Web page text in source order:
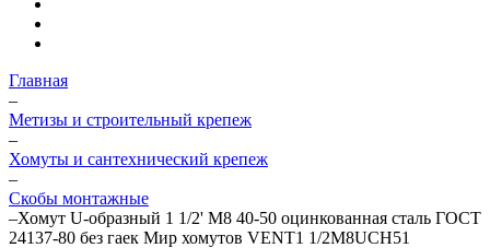
Главная
–
Метизы и строительный крепеж
–
Хомуты и сантехнический крепеж
–
Скобы монтажные
–Хомут U-образный 1 1/2' М8 40-50 оцинкованная сталь ГОСТ
24137-80 без гаек Мир хомутов VENT1 1/2М8UCH51